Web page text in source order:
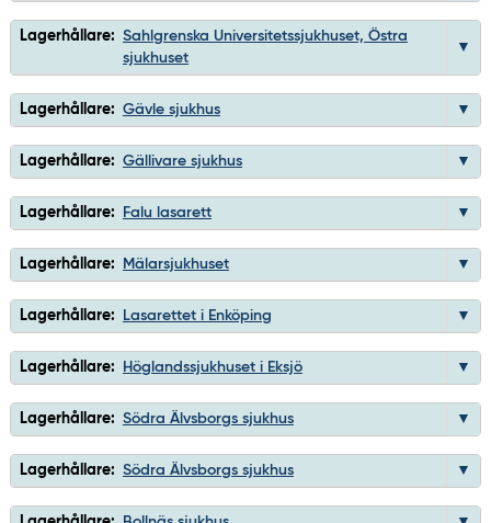
Lagerhållare: Sahlgrenska Universitetssjukhuset, Östra
sjukhuset
Lagerhållare: Gävle sjukhus
Lagerhållare: Gällivare sjukhus
Lagerhållare: Falu lasarett
Lagerhållare: Mälarsjukhuset
Lagerhållare: Lasarettet i Enköping
Lagerhållare: Höglandssjukhuset i Eksjö
Lagerhållare: Södra Älvsborgs sjukhus
Lagerhållare: Södra Älvsborgs sjukhus